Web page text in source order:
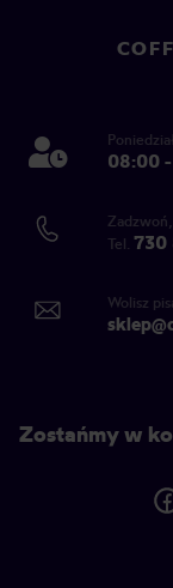
08:00
Tel. 730
Wolisz
Zostańmy w